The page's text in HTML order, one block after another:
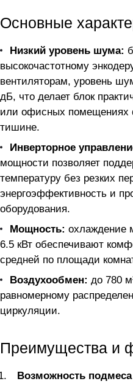
Основные
Низкий уровень шума:
высокочастотному
вентиляторам, уровень
дБ, что делает блок
или офисных помещениях
тишине.
Инверторное
мощности позволяет
температуру без резких
энергоэффективность и
оборудования.
Мощность: охлаждение
6.5 кВт обеспечивают
средней по площади
Воздухообмен: до 780
равномерному
циркуляции.
Преимущества и
Возможность подмеса